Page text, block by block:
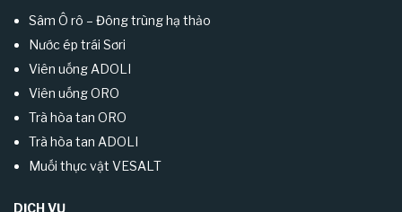
Sâm Ô rô – Đông trùng hạ thảo
Nước ép trái Sơri
Viên uống ADOLI
Viên uống ORO
Trà hòa tan ORO
Trà hòa tan ADOLI
Muối thực vật VESALT
DỊCH VỤ